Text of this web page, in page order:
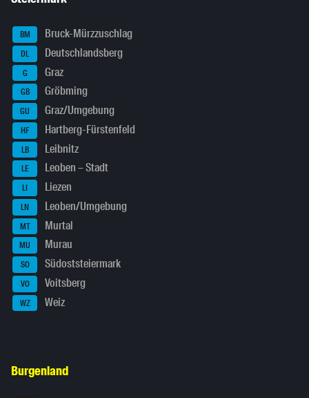
BM Bruck-Mürzzuschlag
DL Deutschlandsberg
G Graz
GB Gröbming
GU Graz/Umgebung
HF Hartberg-Fürstenfeld
LB Leibnitz
LE Leoben – Stadt
LI Liezen
LN Leoben/Umgebung
MT Murtal
MU Murau
SO Südoststeiermark
VO Voitsberg
WZ Weiz
Burgenland